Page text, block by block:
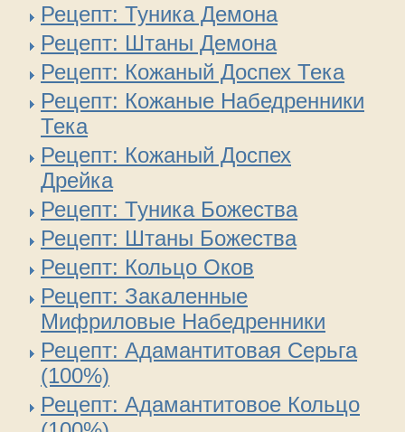
Рецепт: Туника Демона
Рецепт: Штаны Демона
Рецепт: Кожаный Доспех Тека
Рецепт: Кожаные Набедренники
Тека
Рецепт: Кожаный Доспех
Дрейка
Рецепт: Туника Божества
Рецепт: Штаны Божества
Рецепт: Кольцо Оков
Рецепт: Закаленные
Мифриловые Набедренники
Рецепт: Адамантитовая Серьга
(100%)
Рецепт: Адамантитовое Кольцо